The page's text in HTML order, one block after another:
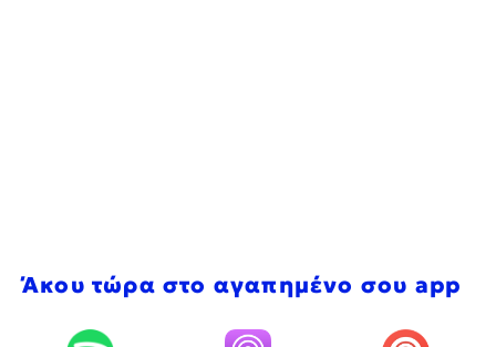
Άκου τώρα στο αγαπημένο σου app